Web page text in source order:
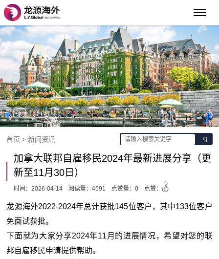
首页 > 新闻资讯
加拿大联邦自雇移民2024年最新进展分享（更
新至11月30日）
时间：2026-04-14 阅读量：4591 点赞量：0 点赞：
龙源海外2022-2024年总计获批145位客户，其中133位客户
免面试获批。
下面就为大家分享2024年11月的进展情况，希望对您的联
邦自雇移民申请提供帮助。